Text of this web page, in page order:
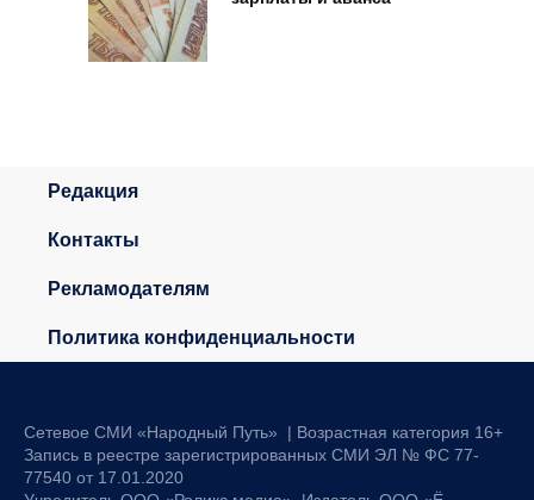
Редакция
Контакты
Рекламодателям
Политика конфиденциальности
Сетевое СМИ «Народный Путь» | Возрастная категория 16+
Запись в реестре зарегистрированных СМИ ЭЛ № ФС 77-
77540 от 17.01.2020